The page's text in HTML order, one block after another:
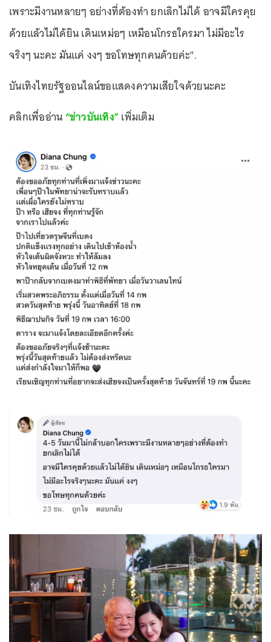
เพราะมีงานหลายๆ อย่างที่ต้องทำ ยกเลิกไม่ได้ อาจมีใครคุย
ด้วยแล้วไม่ได้ยิน เดินเหม่อๆ เหมือนโกรธใครมา ไม่มีอะไร
จริงๆ นะคะ มันแค่ งงๆ ขอโทษทุกคนด้วยค่ะ".
บันเทิงไทยรัฐออนไลน์ขอแสดงความเสียใจด้วยนะคะ
คลิกเพื่ออ่าน “ข่าวบันเทิง” เพิ่มเติม